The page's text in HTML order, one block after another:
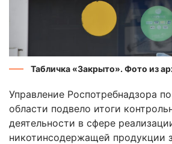
Табличка «Закрыто». Фото из
Управление Роспотребнадзора
области подвело итоги
деятельности в сфере
никотинсодержащей продукции